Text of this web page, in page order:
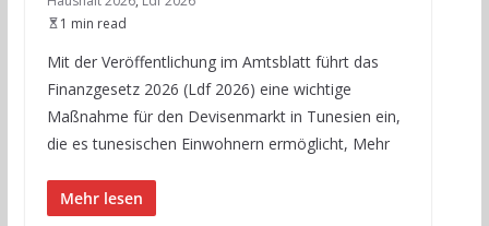
1 min read
Mit der Veröffentlichung im Amtsblatt führt das
Finanzgesetz 2026 (Ldf 2026) eine wichtige
Maßnahme für den Devisenmarkt in Tunesien ein,
die es tunesischen Einwohnern ermöglicht, Mehr
Mehr lesen